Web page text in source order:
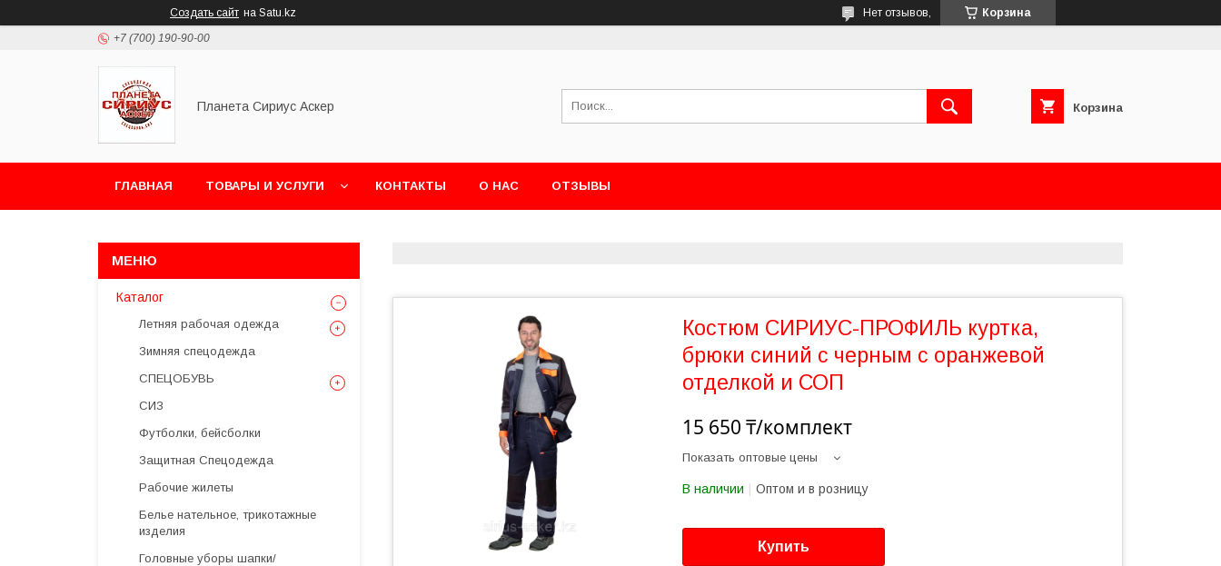
Создать сайт на Satu.kz Корзина
Нет отзывов,
+7 (700) 190-90-00
Планета Сириус Аскер Корзина
ГЛАВНАЯ ТОВАРЫ И УСЛУГИ КОНТАКТЫ О НАС ОТЗЫВЫ
Костюм СИРИУС-ПРОФИЛЬ куртка,
брюки синий с черным с оранжевой
отделкой и СОП
15 650 ₸/комплект
Показать оптовые цены
В наличии Оптом и в розницу
Купить
Каталог
Летняя рабочая одежда
Зимняя спецодежда
СПЕЦОБУВЬ
СИЗ
Футболки, бейсболки
Защитная Спецодежда
Рабочие жилеты
Белье нательное, трикотажные
изделия
Головные уборы шапки/